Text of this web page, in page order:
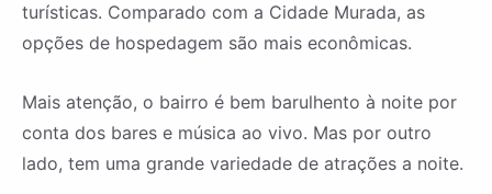
turísticas. Comparado com a Cidade Murada, as
opções de hospedagem são mais econômicas.
Mais atenção, o bairro é bem barulhento à noite por
conta dos bares e música ao vivo. Mas por outro
lado, tem uma grande variedade de atrações a noite.